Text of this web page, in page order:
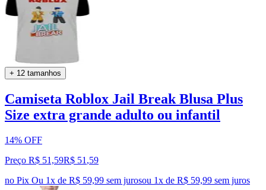
+ 12 tamanhos
Camiseta Roblox Jail Break Blusa Plus
Size extra grande adulto ou infantil
14% OFF
Preço R$ 51,59R$ 51 ,59
no Pix Ou 1x de R$ 59,99 sem jurosou 1x de R$ 59,99 sem juros